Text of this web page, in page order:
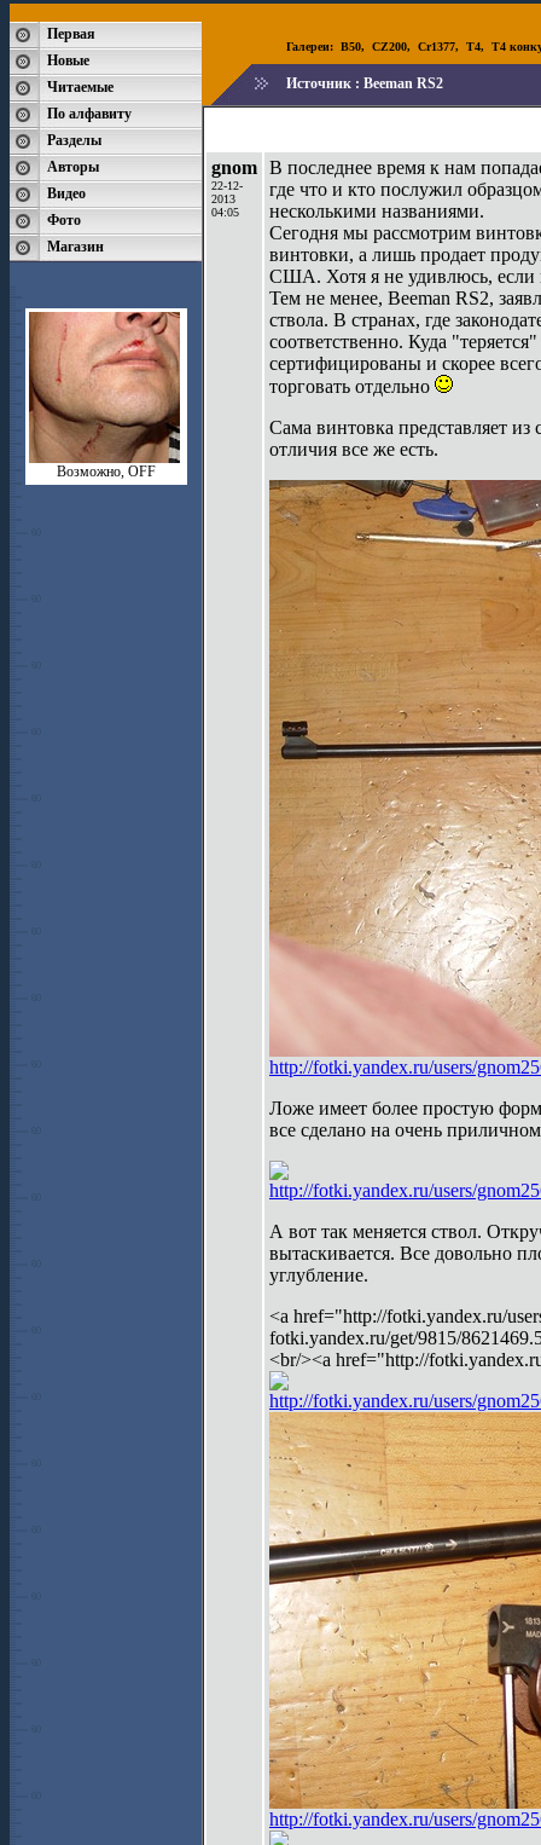
Первая
Новые
Читаемые
По алфавиту
Разделы
Авторы
Видео
Фото
Магазин
Возможно, OFF
Галереи: B50, CZ200, Cr1377, T4, T4
Источник : Beeman RS2
gnom
22-12-
2013
04:05
В последнее время к нам
где что и кто послужил
несколькими названиями.
Сегодня мы рассмотрим
винтовки, а лишь продает
США. Хотя я не удивлюсь, если
Тем не менее, Beeman RS2,
ствола. В странах, где
соответственно. Куда
сертифицированы и скорее
торговать отдельно
Сама винтовка представляет
отличия все же есть.
http://fotki.yandex.ru/users/
Ложе имеет более простую
все сделано на очень
http://fotki.yandex.ru/users/
А вот так меняется ствол.
вытаскивается. Все довольно
углубление.
<a href="http://fotki.yandex.ru/
fotki.yandex.ru/get/9815/
<br/><a href="http://
http://fotki.yandex.ru/users/
http://fotki.yandex.ru/users/